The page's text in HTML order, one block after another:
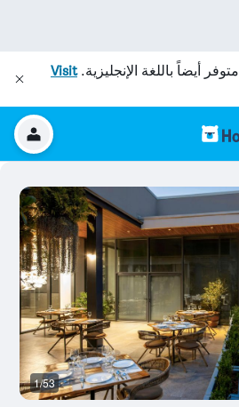
متوفر أيضاً باللغة الإنجليزية.Visit
1/53